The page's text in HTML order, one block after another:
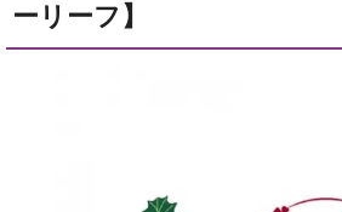
ーリーフ】